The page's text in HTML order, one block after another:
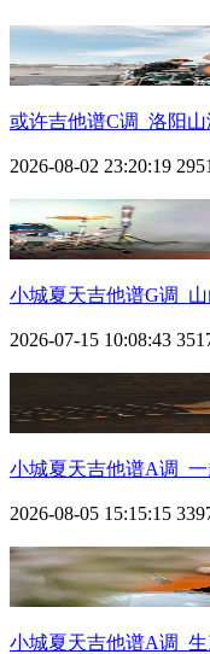
或许吉他谱C调_洛阳
2026-08-02 23:20:19
小城夏天吉他谱G调_
2026-07-15 10:08:43
小城夏天吉他谱A调_
2026-08-05 15:15:15
小城夏天吉他谱A调_